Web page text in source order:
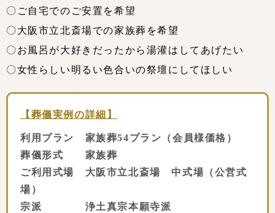
〇ご自宅でのご安置を希望
〇大阪市立北斎場での家族葬を希望
〇お風呂が大好きだったから湯灌はしてあげたい
〇女性らしい明るい色合いの祭壇にしてほしい
【葬儀実例の詳細】
利用プラン 家族葬54プラン（会員様価格）
葬儀形式 家族葬
ご利用式場 大阪市立北斎場 中式場（公営式
場）
宗派 浄土真宗本願寺派